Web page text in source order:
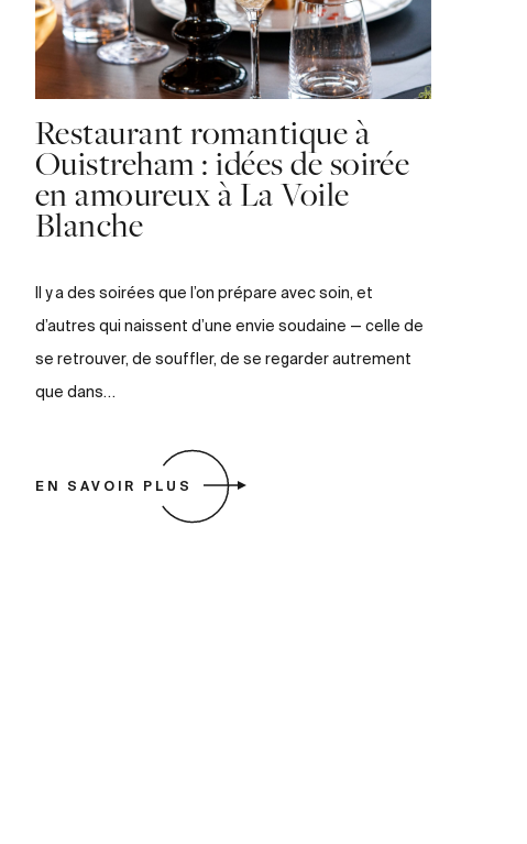
Restaurant romantique à
Ouistreham : idées de soirée
en amoureux à La Voile
Blanche
Il y a des soirées que l’on prépare avec soin, et
d’autres qui naissent d’une envie soudaine — celle de
se retrouver, de souffler, de se regarder autrement
que dans…
EN SAVOIR PLUS